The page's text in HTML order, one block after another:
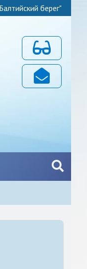
берег"
Для